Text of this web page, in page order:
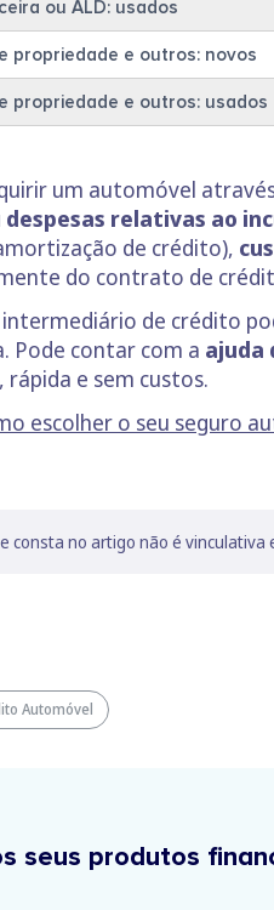
ou ALD: usados
propriedade e outros: novos
propriedade e outros: usados
um automóvel
despesas relativas ao
de crédito),
do contrato de
de crédito
Pode contar com a ajuda
e sem custos.
escolher o seu seguro
consta no artigo não é
Automóvel
seus produtos